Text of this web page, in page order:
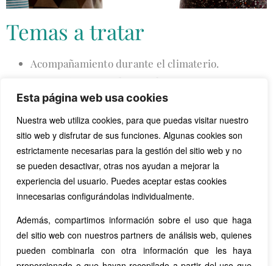
Esta página web usa cookies
Nuestra web utiliza cookies, para que puedas visitar nuestro
sitio web y disfrutar de sus funciones. Algunas cookies son
estrictamente necesarias para la gestión del sitio web y no
se pueden desactivar, otras nos ayudan a mejorar la
experiencia del usuario. Puedes aceptar estas cookies
innecesarias configurándolas individualmente.
Además, compartimos información sobre el uso que haga
del sitio web con nuestros partners de análisis web, quienes
pueden combinarla con otra información que les haya
Temas a tratar
Acompañamiento durante el climaterio.
Acompañamiento durante la menarquia.
Patologías del ciclo menstrual.
Conocer el ciclo menstrual
Pide tu cita